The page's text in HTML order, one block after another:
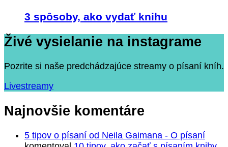
3 spôsoby, ako vydať knihu
Živé vysielanie na instagrame
Pozrite si naše predchádzajúce streamy o písaní kníh.
Livestreamy
Najnovšie komentáre
5 tipov o písaní od Neila Gaimana - O písaní